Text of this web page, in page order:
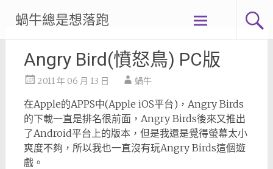
content
蝸牛總是想落跑
Angry Bird(憤怒鳥) PC版
2011 年 06 月 13 日 蝸牛
在Apple的APPS中(Apple iOS平台)，Angry Birds
的下載一直是排名很前面，Angry Birds後來又推出
了Android平台上的版本，但是我還是覺得螢幕太小
爽度不夠，所以我也一直沒有玩Angry Birds這個遊
戲。